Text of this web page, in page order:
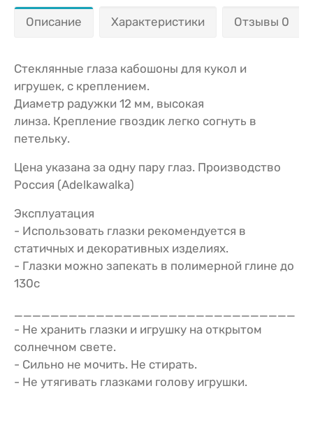
Описание Характеристики Отзывы 0
Стеклянные глаза кабошоны для кукол и
игрушек, c креплением.
Диаметр радужки 12 мм, высокая
линза. Крепление гвоздик легко согнуть в
петельку.
Цена указана за одну пару глаз. Производство
Россия (Adelkawalka)
Эксплуатация
- Использовать глазки рекомендуется в
статичных и декоративных изделиях.
- Глазки можно запекать в полимерной глине до
130с
- Не хранить глазки и игрушку на открытом
солнечном свете.
- Сильно не мочить. Не стирать.
- Не утягивать глазками голову игрушки.